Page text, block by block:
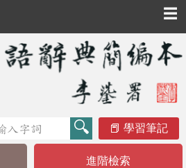
☰
學習筆記
進階檢索